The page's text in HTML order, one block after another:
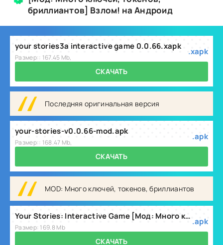
бриллиантов] Взлом! на Андроид
your stories3a interactive game 0.0.66.xapk
Размер:: 167.45 Mb,
.xapk
СКАЧАТЬ
Последняя оригинальная версия
your-stories-v0.0.66-mod.apk
Размер:: 168.47 Mb,
.apk
СКАЧАТЬ
MOD: Много ключей, токенов, бриллиантов
Your Stories: Interactive Game [Мод: Много ключей, токенов, бриллиантов] v0.0.66
Размер: 169.8 Mb
.apk
СКАЧАТЬ